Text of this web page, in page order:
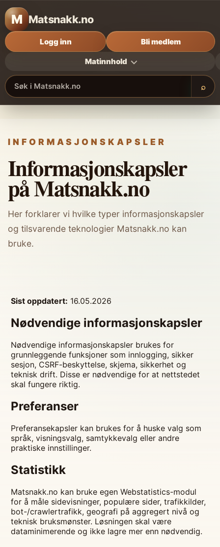
M Matsnakk.no
Matinnhold
Søk i Matsnakk.no ⌕
Logg inn Bli medlem
INFORMASJONSKAPSLER
Informasjonskapsler
på Matsnakk.no
Her forklarer vi hvilke typer informasjonskapsler
og tilsvarende teknologier Matsnakk.no kan
bruke.
Sist oppdatert: 16.05.2026
Nødvendige informasjonskapsler
Nødvendige informasjonskapsler brukes for
grunnleggende funksjoner som innlogging, sikker
sesjon, CSRF-beskyttelse, skjema, sikkerhet og
teknisk drift. Disse er nødvendige for at nettstedet
skal fungere riktig.
Preferanser
Preferansekapsler kan brukes for å huske valg som
språk, visningsvalg, samtykkevalg eller andre
praktiske innstillinger.
Statistikk
Matsnakk.no kan bruke egen Webstatistics-modul
for å måle sidevisninger, populære sider, trafikkilder,
bot-/crawlertrafikk, geografi på aggregert nivå og
teknisk bruksmønster. Løsningen skal være
dataminimerende og ikke lagre mer enn nødvendig.